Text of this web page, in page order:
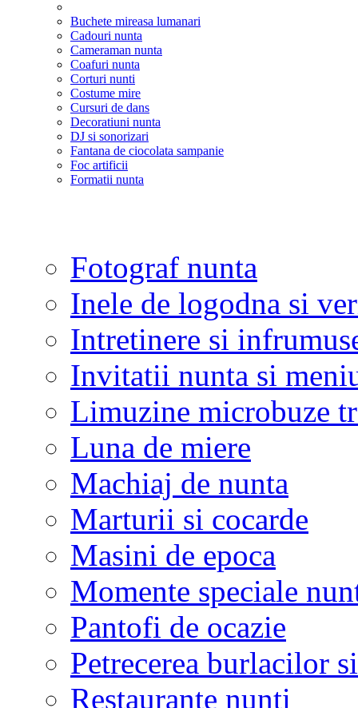
Buchete mireasa lumanari
Cadouri nunta
Cameraman nunta
Coafuri nunta
Corturi nunti
Costume mire
Cursuri de dans
Decoratiuni nunta
DJ si sonorizari
Fantana de ciocolata sampanie
Foc artificii
Formatii nunta
Fotograf nunta
Inele de logodna si
Intretinere si
Invitatii nunta si
Limuzine microbuze
Luna de miere
Machiaj de nunta
Marturii si cocarde
Masini de epoca
Momente speciale
Pantofi de ocazie
Petrecerea burlacilor
Restaurante nunti